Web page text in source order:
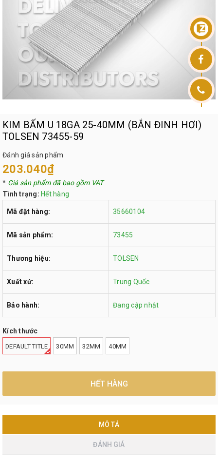
KIM BẤM U 18GA 25-40MM (BẮN ĐINH HƠI)
TOLSEN 73455-59
Đánh giá sản phẩm
203.040₫
* Giá sản phẩm đã bao gồm VAT
Tình trạng: Hết hàng
Mã đặt hàng: 35660104
Mã sản phẩm: 73455
Thương hiệu: TOLSEN
Xuất xứ: Trung Quốc
Bảo hành: Đang cập nhật
Kích thước
DEFAULT TITLE 30MM 32MM 40MM
HẾT HÀNG
MÔ TẢ
ĐÁNH GIÁ